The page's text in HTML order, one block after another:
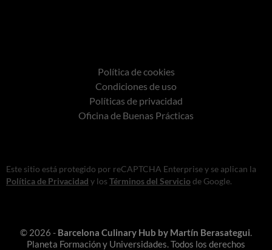
Política de cookies
Condiciones de uso
Políticas de privacidad
Oficina de Buenas Prácticas
Este sitio está protegido por reCAPTCHA Enterprise y se aplican la
Política de Privacidad y losTérminos del Serviciode Google.
© 2026 - Barcelona Culinary Hub by Martín Berasategui.
Planeta Formación y Universidades. Todos los derechos